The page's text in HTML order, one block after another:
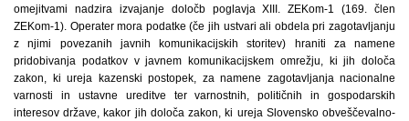
omejitvami nadzira izvajanje določb poglavja XIII. ZEKom-1 (169. člen
ZEKom-1). Operater mora podatke (če jih ustvari ali obdela pri zagotavljanju
z njimi povezanih javnih komunikacijskih storitev) hraniti za namene
pridobivanja podatkov v javnem komunikacijskem omrežju, ki jih določa
zakon, ki ureja kazenski postopek, za namene zagotavljanja nacionalne
varnosti in ustavne ureditve ter varnostnih, političnih in gospodarskih
interesov države, kakor jih določa zakon, ki ureja Slovensko obveščevalno-